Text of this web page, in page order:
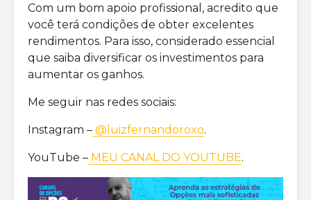
Com um bom apoio profissional, acredito que
você terá condições de obter excelentes
rendimentos. Para isso, considerado essencial
que saiba diversificar os investimentos para
aumentar os ganhos.
Me seguir nas redes sociais:
Instagram – @luizfernandoroxo.
YouTube – MEU CANAL DO YOUTUBE.